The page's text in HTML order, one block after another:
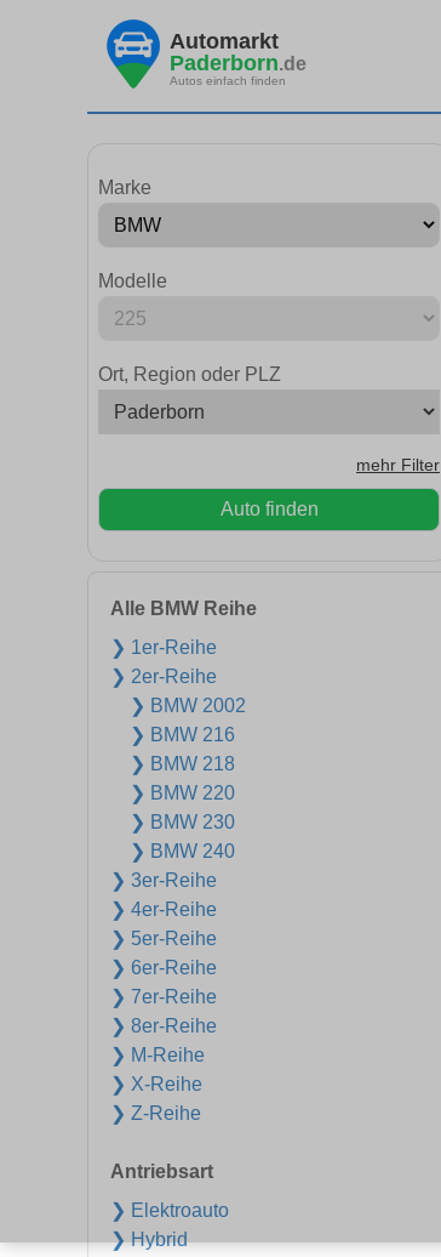
Automarkt
Paderborn.de
Autos einfach finden
Marke
Modelle
Ort, Region oder PLZ
mehr Filter
Auto finden
Alle BMW Reihe
❯ 1er-Reihe
❯ 2er-Reihe
❯ BMW 2002
❯ BMW 216
❯ BMW 218
❯ BMW 220
❯ BMW 230
❯ BMW 240
❯ 3er-Reihe
❯ 4er-Reihe
❯ 5er-Reihe
❯ 6er-Reihe
❯ 7er-Reihe
❯ 8er-Reihe
❯ M-Reihe
❯ X-Reihe
❯ Z-Reihe
Antriebsart
❯ Elektroauto
❯ Hybrid